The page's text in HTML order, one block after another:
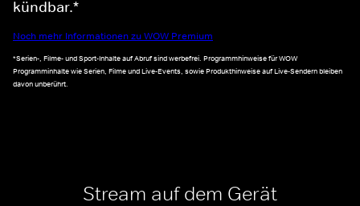
kündbar.*
Noch mehr Informationen zu WOW Premium
*Serien-, Filme- und Sport-Inhalte auf Abruf sind werbefrei. Programmhinweise für WOW
Programminhalte wie Serien, Filme und Live-Events, sowie Produkthinweise auf Live-Sendern bleiben
davon unberührt.
Stream auf dem Gerät